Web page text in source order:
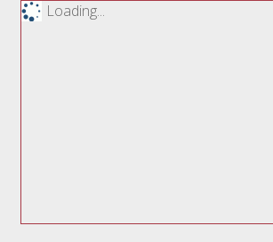
Loading...